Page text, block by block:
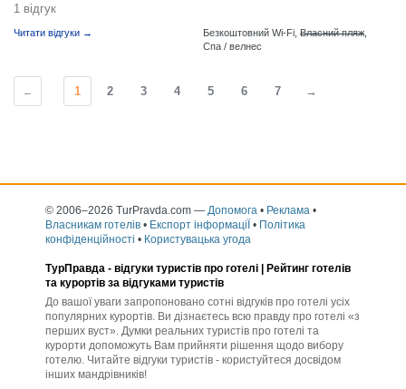
1 відгук
Читати відгуки → Безкоштовний Wi-Fi, Власний пляж
Спа / велнес
← 1 2 3 4 5 6 7 →
© 2006–2026 TurPravda.com — Допомога • Реклама •
Власникам готелів • Експорт інформаціЇ • Політика
конфіденційності • Користувацька угода
ТурПравда - відгуки туристів про готелі | Рейтинг готелів
та курортів за відгуками туристів
До вашої уваги запропоновано сотні відгуків про готелі усіх
популярних курортів. Ви дізнаєтесь всю правду про готелі «з
перших вуст». Думки реальних туристів про готелі та
курорти допоможуть Вам прийняти рішення щодо вибору
готелю. Читайте відгуки туристів - користуйтеся досвідом
інших мандрівників!